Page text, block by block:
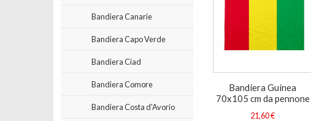
Bandiera Guinea
70x105 cm da pennone
21,60 €
Bandiera Canarie
Bandiera Capo Verde
Bandiera Ciad
Bandiera Comore
Bandiera Costa d'Avorio